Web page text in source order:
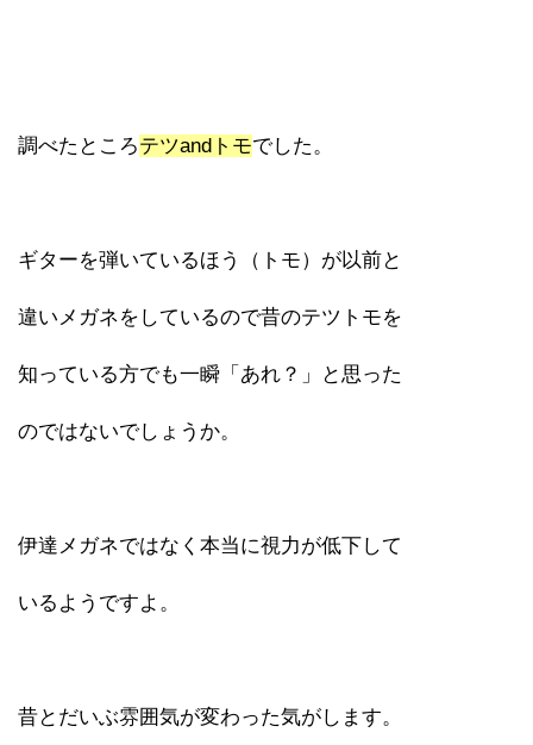
調べたところテツandトモでした。
ギターを弾いているほう（トモ）が以前と
違いメガネをしているので昔のテツトモを
知っている方でも一瞬「あれ？」と思った
のではないでしょうか。
伊達メガネではなく本当に視力が低下して
いるようですよ。
昔とだいぶ雰囲気が変わった気がします。